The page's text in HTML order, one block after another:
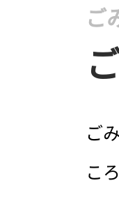
ご
ごみ
こ